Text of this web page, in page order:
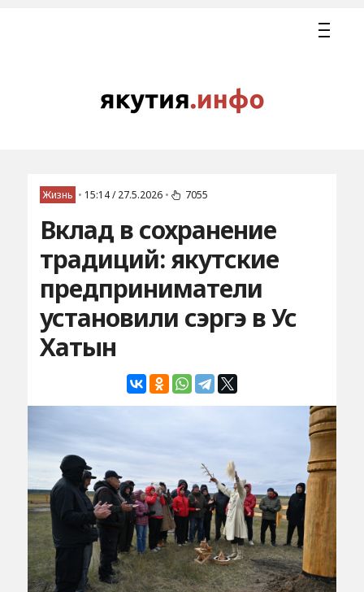
Жизнь • 15:14 / 27.5.2026 • 7055
Вклад в сохранение
традиций: якутские
предприниматели
установили сэргэ в Ус
Хатын